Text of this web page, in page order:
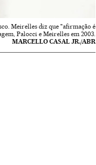
Meirelles diz que "afirmação é
Palocci e Meirelles em 2003.
MARCELLO CASAL JR./ABR